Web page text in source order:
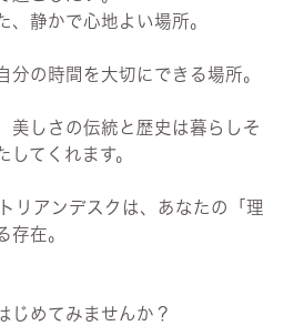
、静かで心地よい場所。
分の時間を大切にできる場所。
美しさの伝統と歴史は暮らしそ
てくれます。
リアンデスクは、あなたの「理
存在。
じめてみませんか？